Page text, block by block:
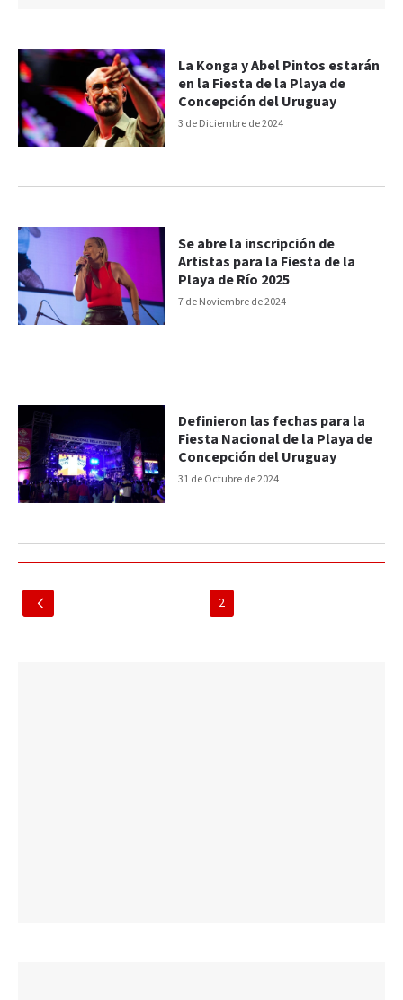
3 de Diciembre de 2024
La Konga y Abel Pintos estarán
en la Fiesta de la Playa de
Concepción del Uruguay
7 de Noviembre de 2024
Se abre la inscripción de
Artistas para la Fiesta de la
Playa de Río 2025
31 de Octubre de 2024
Definieron las fechas para la
Fiesta Nacional de la Playa de
Concepción del Uruguay
2